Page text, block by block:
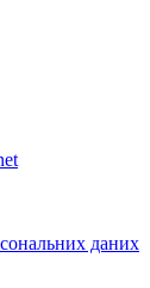
даних